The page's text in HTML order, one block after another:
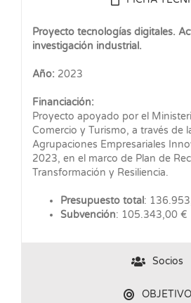
Proyecto tecnologías digitales.
investigación industrial.
Año: 2023
Financiación:
Proyecto apoyado por el
Comercio y Turismo, a través de
Agrupaciones Empresariales
2023, en el marco de Plan de
Transformación y Resiliencia.
Presupuesto total:
Subvención: 105.343,00 €
Socios
OBJETIVO